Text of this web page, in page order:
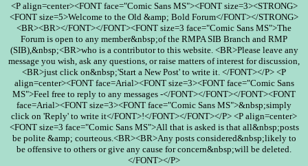
<P align=center><FONT face="Comic Sans MS"><FONT size=3><STRONG>
<FONT size=5>Welcome to the Old &amp; Bold Forum</FONT></STRONG>
<BR><BR></FONT></FONT><FONT size=3 face="Comic Sans MS">The
Forum is open to any member&nbsp;of the RMPA SIB Branch and RMP
(SIB),&nbsp;<BR>who is a contributor to this website. <BR>Please leave any
message you wish, ask any questions, or raise matters of interest for discussion,
<BR>just click on&nbsp;'Start a New Post' to write it. </FONT></P> <P
align=center><FONT face=Arial><FONT size=3><FONT face="Comic Sans
MS">Feel free to reply to any messages -</FONT></FONT></FONT><FONT
face=Arial><FONT size=3><FONT face="Comic Sans MS">&nbsp;simply
click on 'Reply' to write it</FONT>!</FONT></FONT></P> <P align=center>
<FONT size=3 face="Comic Sans MS">All that is asked is that all&nbsp;posts
be polite &amp; courteous.<BR><BR>Any posts considered&nbsp;likely to
be offensive to others or give any cause for concern&nbsp;will be deleted.
</FONT></P>